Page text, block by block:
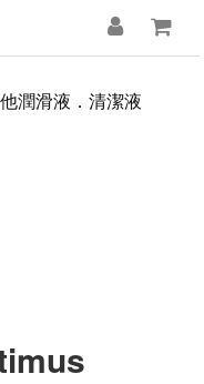
潤滑液．清潔液